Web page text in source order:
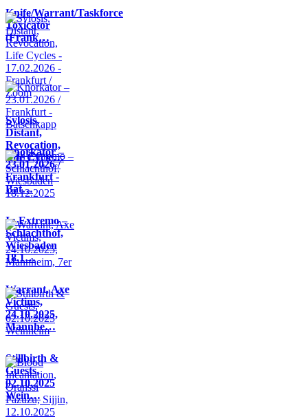
Knife/Warrant/Taskforce
Toxicator
(Frank…
Sylosis,
Distant,
Revocation,
Life Cycle…
Knorkator –
23.01.2026 /
Frankfurt -
Bat…
In Extremo –
Schlachthof,
Wiesbaden
18.1…
Warrant, Axe
Victims,
24.10.2025,
Mannhe…
Stillbirth &
Guests,
02.10.2025
Wein…